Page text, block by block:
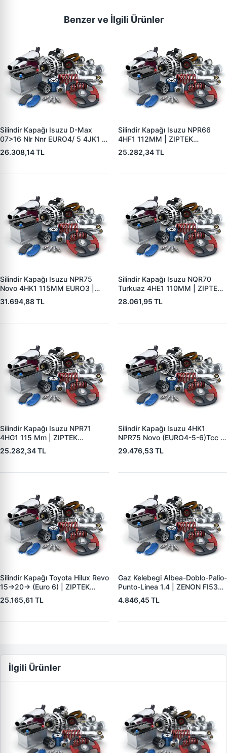
Benzer ve İlgili Ürünler
Silindir Kapağı Isuzu D-Max
07>16 Nlr Nnr EURO4/ 5 4JK1 |
ZIPTEK 8973559708 | OEM
8982230192 8982230191
8973559709
26.308,14 TL
Silindir Kapağı Isuzu NPR66
4HF1 112MM | ZIPTEK
8971865895 | OEM
8971865897 8971465202
8971865896
25.282,34 TL
Silindir Kapağı Isuzu NPR75
Novo 4HK1 115MM EURO3 |
ZIPTEK 8980184542 | OEM
8980184542 8981706171
31.694,88 TL
Silindir Kapağı Isuzu NQR70
Turkuaz 4HE1 110MM | ZIPTEK
8970881483 | OEM
8970881483 8973583632
28.061,95 TL
Silindir Kapağı Isuzu NPR71
4HG1 115 Mm | ZIPTEK
897358368251 | OEM
897358368251 897207133151
25.282,34 TL
Silindir Kapağı Isuzu 4HK1
NPR75 Novo (EURO4-5-6)Tcc |
ZIPTEK 898170619051 | OEM
8981706190 8980184542
8980184546
29.476,53 TL
Silindir Kapağı Toyota Hilux Revo
15->20-> (Euro 6) | ZIPTEK
11101-0E010 | OEM 11101-
0E010
25.165,61 TL
Gaz Kelebegi Albea-Doblo-Palio-
Punto-Linea 1.4 | ZENON FI5393
| OEM 77363793
4.846,45 TL
İlgili Ürünler